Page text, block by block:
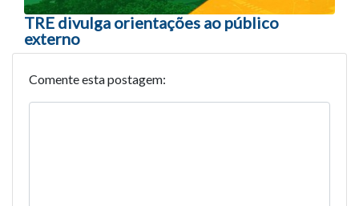
TRE divulga orientações ao público
externo
Comente esta postagem: